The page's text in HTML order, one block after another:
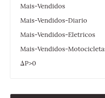
Mais-Vendidos
Mais-Vendidos-Diario
Mais-Vendidos-Eletricos
Mais-Vendidos-
ΔP>0